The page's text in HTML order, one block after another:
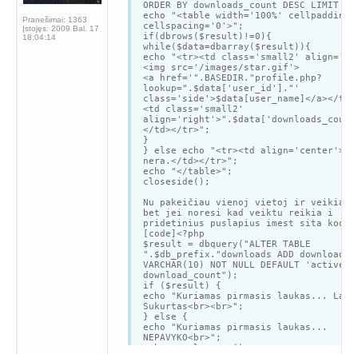
Pranešimai: 1363
Įstojęs: 2009 Bal. 17
18:04:14
ORDER BY downloads_count DESC LIMIT
echo "<table width='100%'
cellspacing='0'>";
if(dbrows($result)!=0){
while($data=dbarray($result)){
echo "<tr><td class='small2'
<img src='/images/star.gif'>
<a href='".BASEDIR."profile.php?
lookup=".$data['user_id']."'
class='side'>$data[user_name]</a></td>
<td class='small2'
</td></tr>";
}
} else echo "<tr><td
nera.</td></tr>";
echo "</table>";
closeside();
Nu pakeičiau vienoj vietoj ir veikia
bet jei noresi kad veiktu reikia i
pridetinius puslapius imest sita koda:
[code]<?php
$result = dbquery("ALTER TABLE
".$db_prefix."downloads ADD
VARCHAR(10) NOT NULL DEFAULT 'active'
download_count");
if ($result) {
echo "Kuriamas pirmasis laukas...
Sukurtas<br><br>";
} else {
echo "Kuriamas pirmasis laukas...
NEPAVYKO<br>";
echo mysql_error();